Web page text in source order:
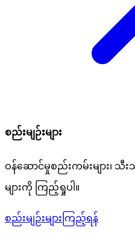
စည်းမျဉ်းများ
ဝန်ဆောင်မှုစည်းကမ်းများ၊ သီး
များကို ကြည့်ရှုပါ။
စည်းမျဉ်းများကြည့်ရန်